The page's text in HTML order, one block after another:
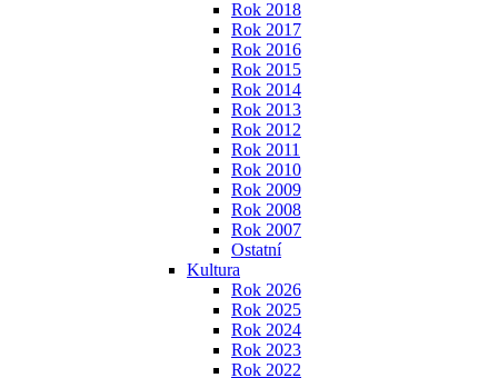
Rok 2018
Rok 2017
Rok 2016
Rok 2015
Rok 2014
Rok 2013
Rok 2012
Rok 2011
Rok 2010
Rok 2009
Rok 2008
Rok 2007
Ostatní
Kultura
Rok 2026
Rok 2025
Rok 2024
Rok 2023
Rok 2022